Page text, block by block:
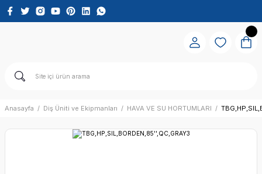
Anasayfa Diş Üniti ve Ekipmanları HAVA VE SU HORTUMLARI